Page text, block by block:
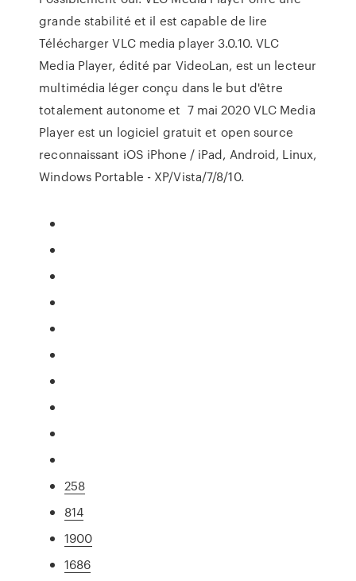
grande stabilité et il est capable de lire
Télécharger VLC media player 3.0.10. VLC
Media Player, édité par VideoLan, est un lecteur
multimédia léger conçu dans le but d'être
totalement autonome et 7 mai 2020 VLC Media
Player est un logiciel gratuit et open source
reconnaissant iOS iPhone / iPad, Android, Linux,
Windows Portable - XP/Vista/7/8/10.
258
814
1900
1686